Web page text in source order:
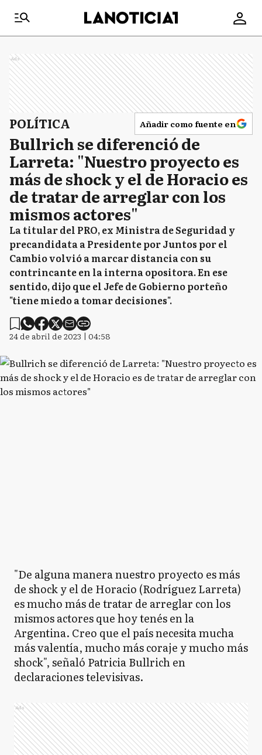
Ads
POLÍTICA Añadir como fuente en
Bullrich se diferenció de
Larreta: "Nuestro proyecto es
más de shock y el de Horacio es
de tratar de arreglar con los
mismos actores"
La titular del PRO, ex Ministra de Seguridad y
precandidata a Presidente por Juntos por el
Cambio volvió a marcar distancia con su
contrincante en la interna opositora. En ese
sentido, dijo que el Jefe de Gobierno porteño
"tiene miedo a tomar decisiones".
24 de abril de 2023 | 04:58
"De alguna manera nuestro proyecto es más
de shock y el de Horacio (Rodríguez Larreta)
es mucho más de tratar de arreglar con los
mismos actores que hoy tenés en la
Argentina. Creo que el país necesita mucha
más valentía, mucho más coraje y mucho más
shock", señaló Patricia Bullrich en
declaraciones televisivas.
Ads